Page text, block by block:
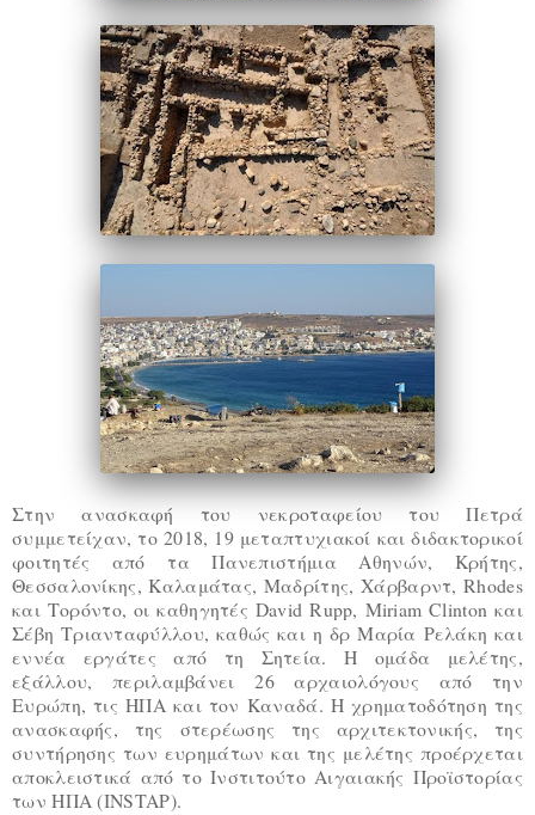
Στην ανασκαφή του νεκροταφείου του Πετρά
συμμετείχαν, το 2018, 19 μεταπτυχιακοί και διδακτορικοί
φοιτητές από τα Πανεπιστήμια Αθηνών, Κρήτης,
Θεσσαλονίκης, Καλαμάτας, Μαδρίτης, Χάρβαρντ, Rhodes
και Τορόντο, οι καθηγητές David Rupp, Miriam Clinton και
Σέβη Τριανταφύλλου, καθώς και η δρ Μαρία Ρελάκη και
εννέα εργάτες από τη Σητεία. Η ομάδα μελέτης,
εξάλλου, περιλαμβάνει 26 αρχαιολόγους από την
Ευρώπη, τις ΗΠΑ και τον Καναδά. Η χρηματοδότηση της
ανασκαφής, της στερέωσης της αρχιτεκτονικής, της
συντήρησης των ευρημάτων και της μελέτης προέρχεται
αποκλειστικά από το Ινστιτούτο Αιγαιακής Προϊστορίας
των ΗΠΑ (INSTAP).